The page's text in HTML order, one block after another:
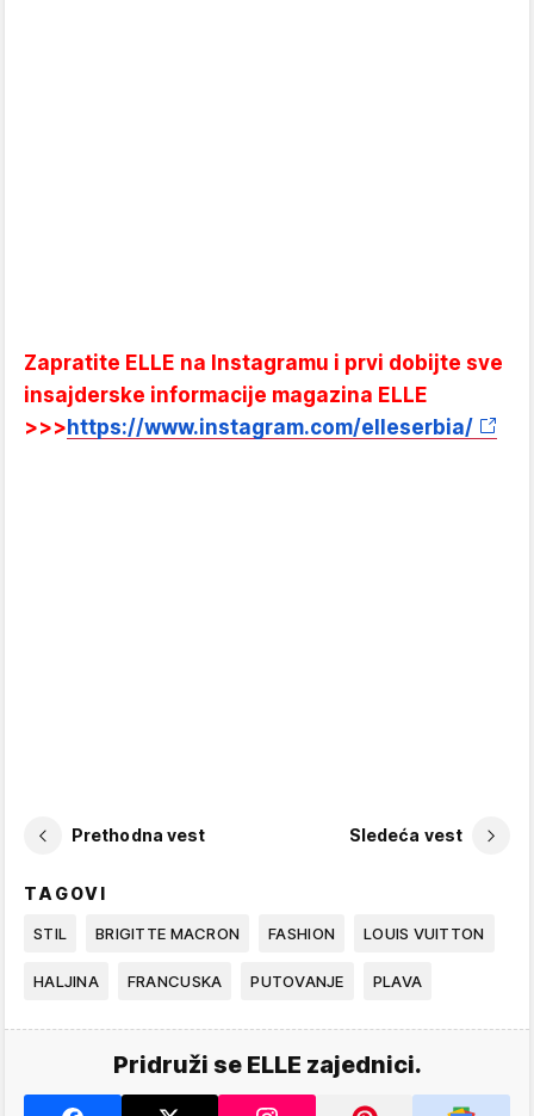
Zapratite ELLE na Instagramu i prvi dobijte sve
insajderske informacije magazina ELLE
>>>https://www.instagram.com/elleserbia/
Prethodna vest Sledeća vest
TAGOVI
STIL BRIGITTE MACRON FASHION LOUIS VUITTON
HALJINA FRANCUSKA PUTOVANJE PLAVA
Pridruži se ELLE zajednici.